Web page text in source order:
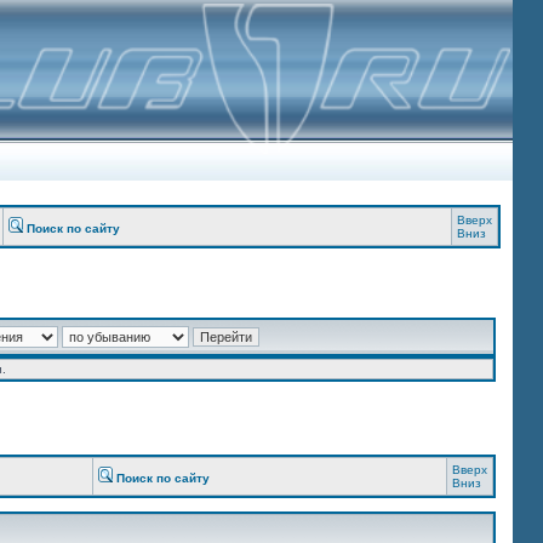
Поиск по сайту
Вверх
Вниз
Поиск по сайту
Вверх
Вниз